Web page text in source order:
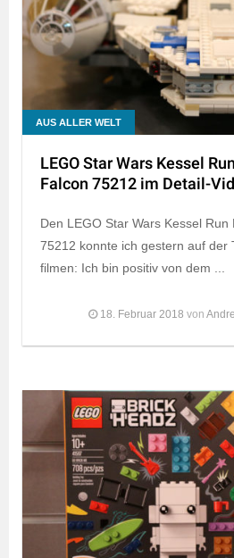
AUS ALLER WELT
LEGO Star Wars Kessel
Falcon 75212 im Detail-
Den LEGO Star Wars Kessel Run
75212 konnte ich gestern auf der
filmen: Ich bin positiv von dem ...
18. Februar 2018 von